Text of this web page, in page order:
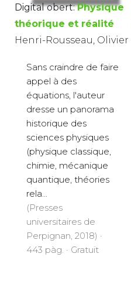
Digital obert: Physique
théorique et réalité
Henri-Rousseau, Olivier
Sans craindre de faire
appel à des
équations, l'auteur
dresse un panorama
historique des
sciences physiques
(physique classique,
chimie, mécanique
quantique, théories
rela...
(Presses
universitaires de
Perpignan, 2018) ·
443 pàg. · Gratuït